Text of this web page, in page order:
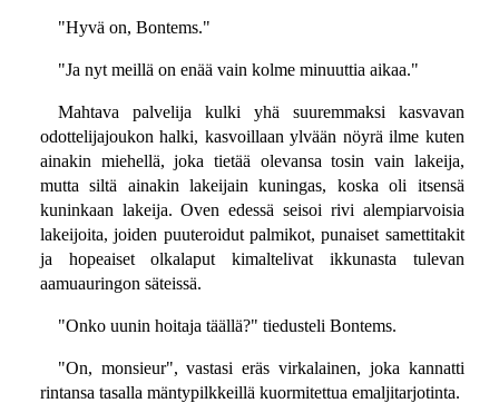
"Hyvä on, Bontems."
"Ja nyt meillä on enää vain kolme minuuttia aikaa."
Mahtava palvelija kulki yhä suuremmaksi kasvavan
odottelijajoukon halki, kasvoillaan ylvään nöyrä ilme kuten
ainakin miehellä, joka tietää olevansa tosin vain lakeija,
mutta siltä ainakin lakeijain kuningas, koska oli itsensä
kuninkaan lakeija. Oven edessä seisoi rivi alempiarvoisia
lakeijoita, joiden puuteroidut palmikot, punaiset samettitakit
ja hopeaiset olkalaput kimaltelivat ikkunasta tulevan
aamuauringon säteissä.
"Onko uunin hoitaja täällä?" tiedusteli Bontems.
"On, monsieur", vastasi eräs virkalainen, joka kannatti
rintansa tasalla mäntypilkkeillä kuormitettua emaljitarjotinta.